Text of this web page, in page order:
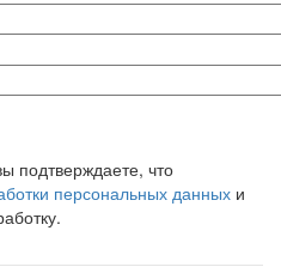
подтверждаете, что
персональных данных и